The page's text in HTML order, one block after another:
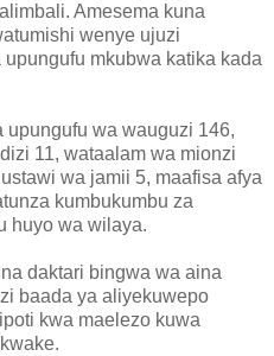
Amesema kuna
wenye ujuzi
mkubwa katika kada
wa wauguzi 146,
11, wataalam wa mionzi
wa jamii 5, maafisa afya
kumbukumbu za
huyo wa wilaya.
daktari bingwa wa aina
baada ya aliyekuwepo
kwa maelezo kuwa